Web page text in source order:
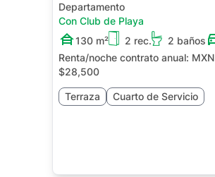
Departamento
Con Club de Playa
130 m²
2 rec. 2 baños
Renta/noche contrato anual: MXN
$28,500
Terraza Cuarto de Servicio